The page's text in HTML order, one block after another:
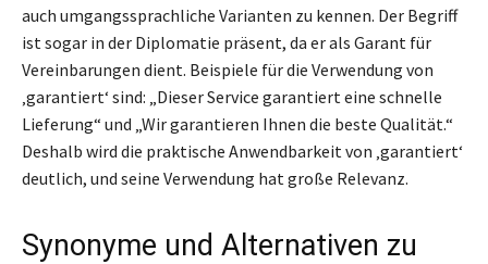
auch umgangssprachliche Varianten zu kennen. Der Begriff
ist sogar in der Diplomatie präsent, da er als Garant für
Vereinbarungen dient. Beispiele für die Verwendung von
‚garantiert‘ sind: „Dieser Service garantiert eine schnelle
Lieferung“ und „Wir garantieren Ihnen die beste Qualität.“
Deshalb wird die praktische Anwendbarkeit von ‚garantiert‘
deutlich, und seine Verwendung hat große Relevanz.
Synonyme und Alternativen zu